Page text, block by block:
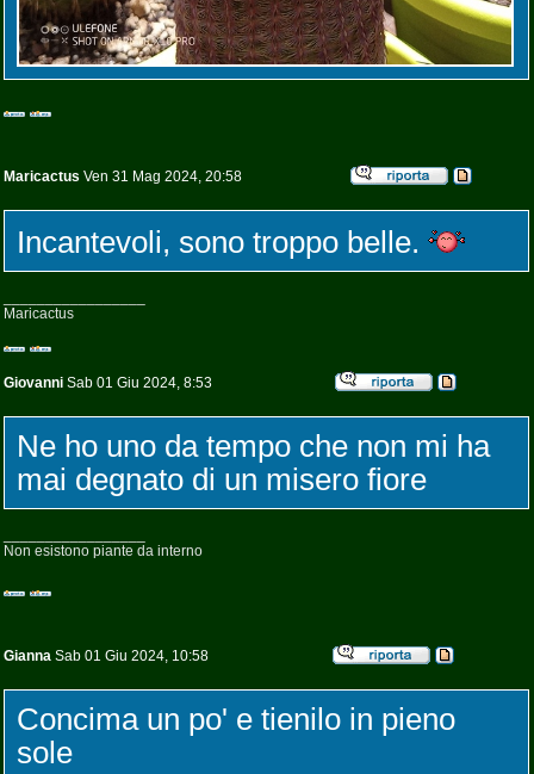
Maricactus Ven 31 Mag 2024, 20:58
Incantevoli, sono troppo belle.
Maricactus
Giovanni Sab 01 Giu 2024, 8:53
Ne ho uno da tempo che non mi ha
mai degnato di un misero fiore
Non esistono piante da interno
Gianna Sab 01 Giu 2024, 10:58
Concima un po' e tienilo in pieno
sole